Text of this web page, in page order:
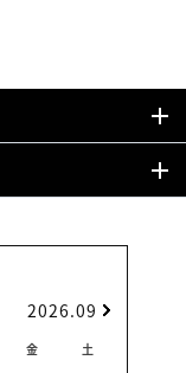
2026.09
金 土